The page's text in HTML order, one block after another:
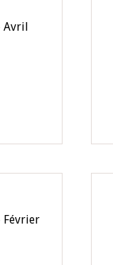
Avril
Février